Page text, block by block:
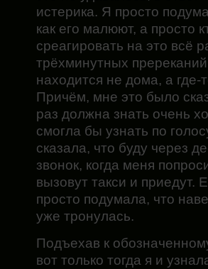
истерика. Я просто
как его малюют, а просто
среагировать на это всё
трёхминутных
находится не дома, а где-
Причём, мне это было
раз должна знать очень
смогла бы узнать по
сказала, что буду через
звонок, когда меня
вызовут такси и приедут.
просто подумала, что
уже тронулась.
Подъехав к
вот только тогда я и